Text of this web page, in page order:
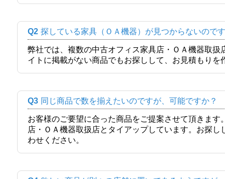
Q2 探している家具（ＯＡ機器）が見つからないので
弊社では、複数の中古オフィス家具店・ＯＡ機器取
イトに掲載がない商品でもお探しして、お見積もりを
Q3 同じ商品で数を揃えたいのですが、可能ですか？
お客様のご要望に合った商品をご提案させて頂きま
店・ＯＡ機器取扱店とタイアップしています。お探
わせください。